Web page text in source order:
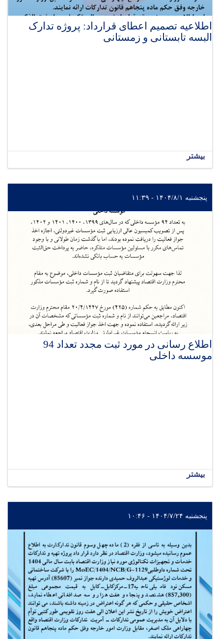
اطلاعیه تصمیم اعطای قرارداد: پروژه تدارک
البسه تابستانی و زمستانی
بیشتر
پنجشنبه ۱۴۰۴/۸/۱ - ۱۱:۳۹
اطلاع رسانی در مورد ثبت مجدد تعداد 94
موسسه داخلی
بیشتر
پنجشنبه ۱۴۰۴/۷/۲۴ - ۱۰:۴۶